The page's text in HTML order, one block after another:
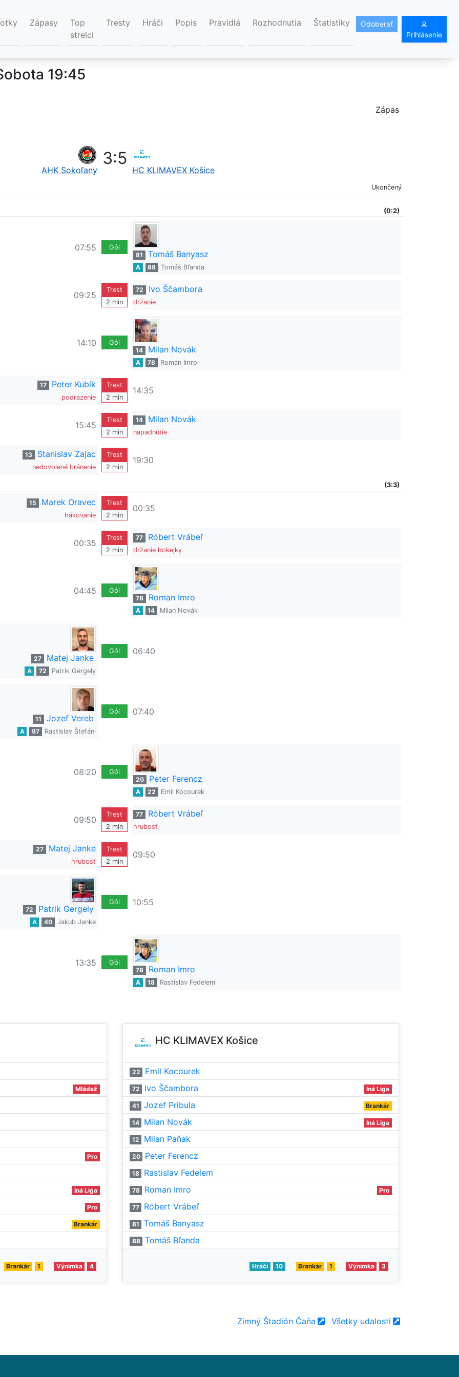
Zápasy
Top
strelci
Tresty Hráči Popis Pravidlá Rozhodnutia Štatistiky
Odoberať
Prihlásenie
19:45
Zápas
AHK Sokoľany
3:5
HC KLIMAVEX Košice
Ukončený
(0:2)
07:55
Gól
81
Tomáš Banyasz
A 88 Tomáš Bľanda
09:25
Trest
2 min
72 Ivo Ščambora
držanie
14:10
Gól
14
Milan Novák
A 78 Roman Imro
17 Peter Kubík
podrazenie
Trest
2 min
14:35
15:45
Trest
2 min
14 Milan Novák
napadnutie
13 Stanislav Zajac
nedovolené bránenie
Trest
2 min
19:30
(3:3)
15 Marek Oravec
hákovanie
Trest
2 min
00:35
00:35
Trest
2 min
77 Róbert Vrábeľ
držanie hokejky
04:45
Gól
78
Roman Imro
A 14 Milan Novák
27 Matej Janke
A 72 Patrik Gergely
Gól 06:40
11 Jozef Vereb
A 97 Rastislav Štefáni
Gól 07:40
08:20
Gól
20
Peter Ferencz
A 22 Emil Kocourek
09:50
Trest
2 min
77 Róbert Vrábeľ
hrubosť
27 Matej Janke
hrubosť
Trest
2 min
09:50
72 Patrik Gergely
A 40 Jakub Janke
Gól 10:55
13:35
Gól
78
Roman Imro
A 18 Rastislav Fedelem
Mládež
Pro
Iná Liga
Pro
Brankár
Brankár 1 Výnimka 4
HC KLIMAVEX Košice
22 Emil Kocourek
72 Ivo Ščambora Iná Liga
41 Jozef Pribula Brankár
14 Milan Novák Iná Liga
12 Milan Paňak
20 Peter Ferencz
18 Rastislav Fedelem
78 Roman Imro Pro
77 Róbert Vrábeľ
81 Tomáš Banyasz
88 Tomáš Bľanda
Hráči 10 Brankár 1 Výnimka 3
Zimný Štadión Čaňa Všetky udalosti